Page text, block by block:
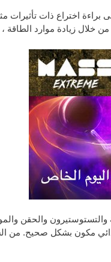
اختراع ذات تأثيرات
خلال زيادة موارد الطاقة
والحقن
مكون بشكل صحيح. من